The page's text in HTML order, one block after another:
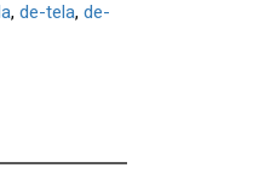
de-tela de-